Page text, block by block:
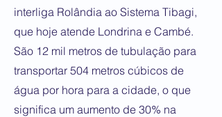
interliga Rolândia ao Sistema Tibagi,
que hoje atende Londrina e Cambé.
São 12 mil metros de tubulação para
transportar 504 metros cúbicos de
água por hora para a cidade, o que
significa um aumento de 30% na